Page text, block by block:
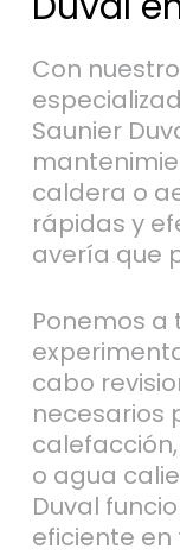
Con
Saunier
caldera o
rápidas y
avería que
Ponemos a
cabo
necesarios
o agua
Duval
eficiente